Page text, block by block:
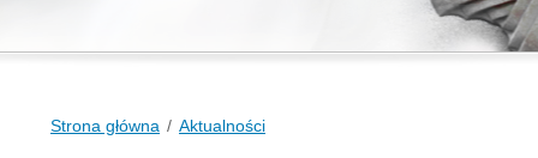
Strona główna Aktualności